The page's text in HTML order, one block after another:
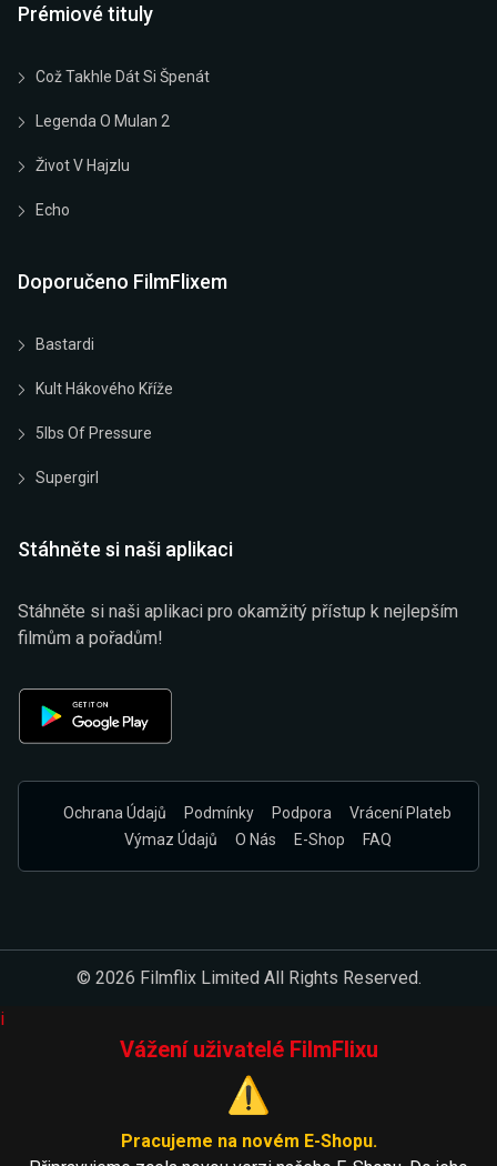
Prémiové tituly
Což Takhle Dát Si Špenát
Legenda O Mulan 2
Život V Hajzlu
Echo
Doporučeno FilmFlixem
Bastardi
Kult Hákového Kříže
5lbs Of Pressure
Supergirl
Stáhněte si naši aplikaci
Stáhněte si naši aplikaci pro okamžitý přístup k nejlepším
filmům a pořadům!
Ochrana Údajů Podmínky Podpora
Vrácení Plateb
Výmaz Údajů
O Nás E-Shop FAQ
© 2026 Filmflix Limited All Rights Reserved.
i
Vážení uživatelé FilmFlixu
⚠️
Pracujeme na novém E-Shopu.